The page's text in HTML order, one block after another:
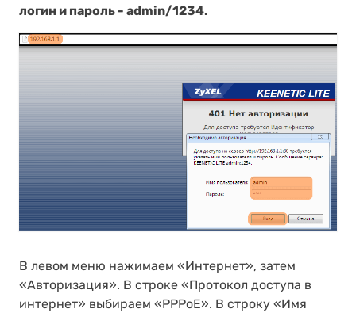
логин и пароль - admin/1234.
В левом меню нажимаем «Интернет», затем
«Авторизация». В строке «Протокол доступа в
интернет» выбираем «PPPoE». В строку «Имя